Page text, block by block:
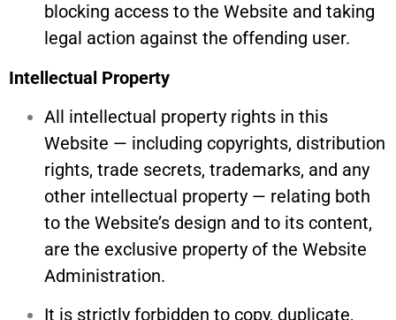
blocking access to the Website and taking
legal action against the offending user.
Intellectual Property
All intellectual property rights in this
Website — including copyrights, distribution
rights, trade secrets, trademarks, and any
other intellectual property — relating both
to the Website’s design and to its content,
are the exclusive property of the Website
Administration.
It is strictly forbidden to copy, duplicate,